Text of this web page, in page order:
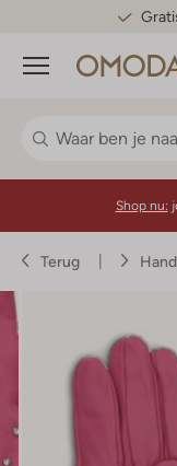
Menu
Shop nu:
Terug